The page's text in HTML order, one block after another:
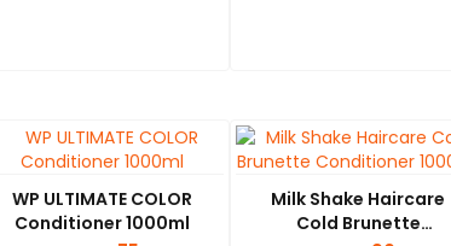
WP ULTIMATE COLOR
Conditioner 1000ml
Milk Shake Haircare
Cold Brunette